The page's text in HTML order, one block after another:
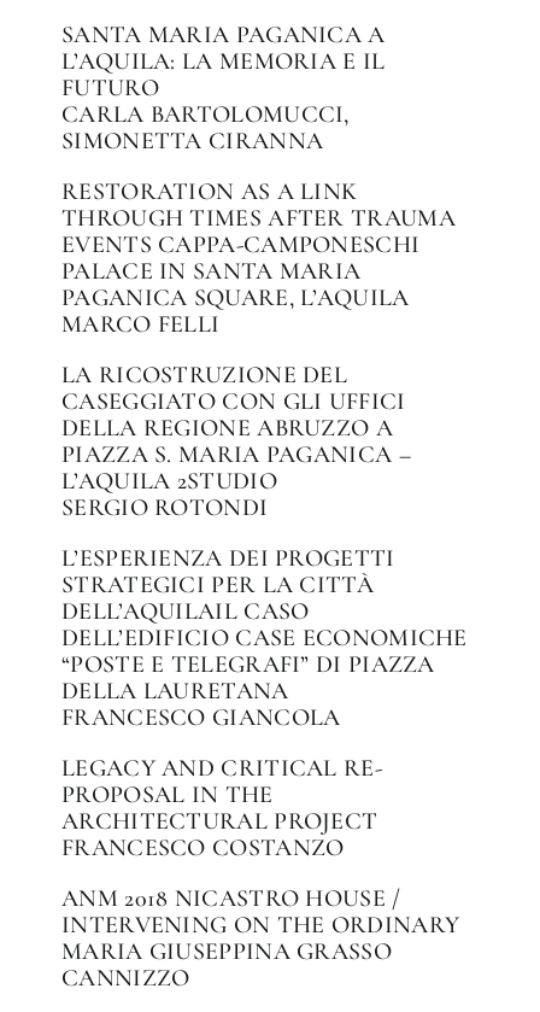
SANTA MARIA PAGANICA A
L’AQUILA: LA MEMORIA E IL
FUTURO
CARLA BARTOLOMUCCI,
SIMONETTA CIRANNA
RESTORATION AS A LINK
THROUGH TIMES AFTER TRAUMA
EVENTS CAPPA-CAMPONESCHI
PALACE IN SANTA MARIA
PAGANICA SQUARE, L’AQUILA
MARCO FELLI
LA RICOSTRUZIONE DEL
CASEGGIATO CON GLI UFFICI
DELLA REGIONE ABRUZZO A
PIAZZA S. MARIA PAGANICA –
L’AQUILA 2STUDIO
SERGIO ROTONDI
L’ESPERIENZA DEI PROGETTI
STRATEGICI PER LA CITTÀ
DELL’AQUILAIL CASO
DELL’EDIFICIO CASE ECONOMICHE
“POSTE E TELEGRAFI” DI PIAZZA
DELLA LAURETANA
FRANCESCO GIANCOLA
LEGACY AND CRITICAL RE-
PROPOSAL IN THE
ARCHITECTURAL PROJECT
FRANCESCO COSTANZO
ANM 2018 NICASTRO HOUSE /
INTERVENING ON THE ORDINARY
MARIA GIUSEPPINA GRASSO
CANNIZZO